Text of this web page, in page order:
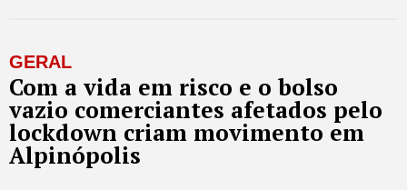
GERAL
Com a vida em risco e o bolso
vazio comerciantes afetados pelo
lockdown criam movimento em
Alpinópolis